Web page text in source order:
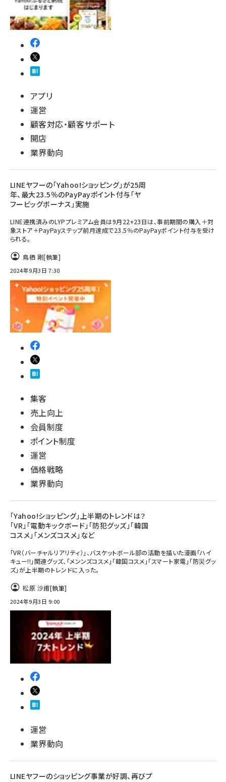
アプリ
運営
顧客対応・顧客サポート
開店
業界動向
LINEヤフーの「Yahoo!ショッピング」が25周
年、最大23.5％のPayPayポイント付与「ヤ
フービッグボーナス」実施
LINE連携済みのLYPプレミアム会員は9月22+23日は、事前期間の購入＋対
象ストア＋PayPayステップ前月達成で23.5％のPayPayポイント付与を受け
られる。
鳥栖 剛[執筆]
2024年9月3日 7:30
集客
売上向上
会員制度
ポイント制度
運営
価格戦略
業界動向
「Yahoo!ショッピング」上半期のトレンドは？
「VR」「電動キックボード」「防犯グッズ」「韓国
コスメ」「メンズコスメ」など
「VR（バーチャルリアリティ）」、バスケットボール部の活動を描いた漫画「ハイ
キュー!!」関連グッズ、「メンンズコスメ」「韓国コスメ」「スマート家電」「防災グッ
ズ」が上半期のトレンドに入った。
松原 沙甫[執筆]
2024年9月3日 9:00
運営
業界動向
LINEヤフーのショッピング事業が好調、再びプ